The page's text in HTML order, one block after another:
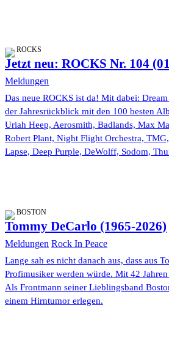
ROCKS
Jetzt neu: ROCKS Nr. 104
Meldungen
Das neue ROCKS ist da! Mit dabei:
der Jahresrückblick mit den 100 besten
Uriah Heep, Aerosmith, Badlands, Max
Robert Plant, Night Flight Orchestra,
Lapse, Deep Purple, DeWolff, Sodom,
BOSTON
Tommy DeCarlo (1965-2026)
Meldungen Rock In Peace
Lange sah es nicht danach aus, dass aus
Profimusiker werden würde. Mit 42
Als Frontmann seiner Lieblingsband
einem Hirntumor erlegen.